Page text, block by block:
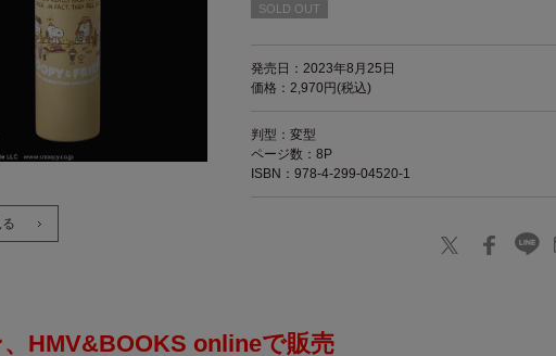
SOLD OUT
発売日：2023年8月25日
価格：2,970円(税込)
判型：変型
ページ数：8P
ISBN：978-4-299-04520-1
、HMV&BOOKS onlineで販売